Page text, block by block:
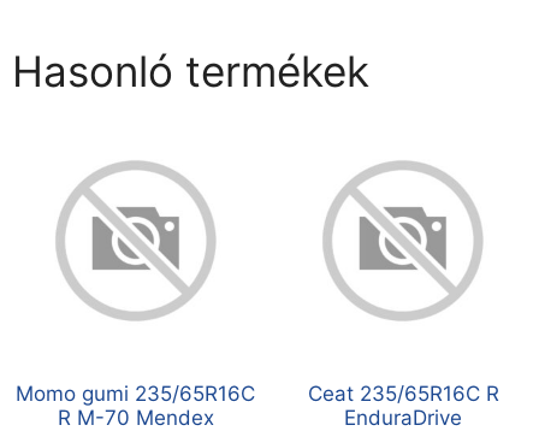
Hasonló termékek
Momo gumi 235/65R16C
R M-70 Mendex
Ceat 235/65R16C R
EnduraDrive